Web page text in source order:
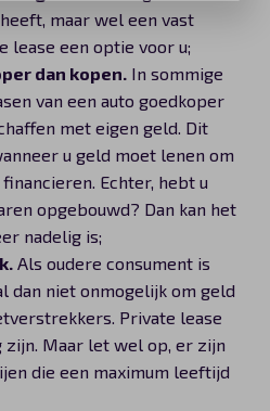
maar wel een vast
lease een optie voor u;
dan kopen. In sommige
van een auto goedkoper
met eigen geld. Dit
u geld moet lenen om
Echter, hebt u
opgebouwd? Dan kan het
nadelig is;
Als oudere consument is
dan niet onmogelijk om geld
Private lease
zijn. Maar let wel op, er zijn
die een maximum leeftijd